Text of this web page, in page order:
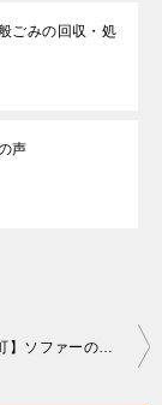
ごみの回収・処
声
【今治市砂場町】ソファーの回収と小型テーブルの買取ご依頼